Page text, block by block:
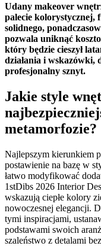
Udany makeover
palecie kolorystycznej,
solidnego,
pozwala uniknąć
który będzie cieszył
działania i wskazówki,
profesjonalny sznyt.
Jakie style
metamorfozie?
Najlepszym kierunkiem
postawienie na bazę w
łatwo modyfikować
1stDibs 2026 Interior
wskazują ciepłe kolory
nowoczesnej elegancji.
tymi inspiracjami,
podstawami swoich
szaleństwo z detalami